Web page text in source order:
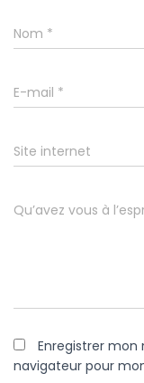
Nom *
E-mail *
Site internet
Qu’avez vous à
Enregistrer
navigateur pour